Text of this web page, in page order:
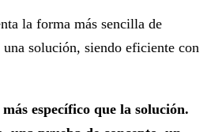
la forma más sencilla de
solución, siendo eficiente con
específico que la solución.